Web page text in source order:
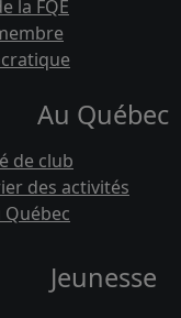
la FQE
Au Québec
de club
des activités
Jeunesse